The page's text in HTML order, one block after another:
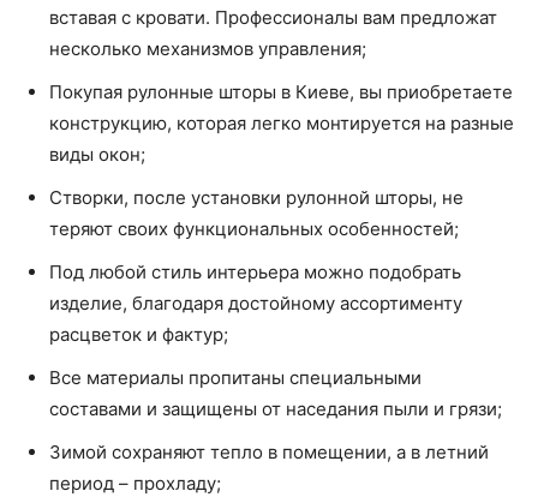
вставая с кровати. Профессионалы вам предложат
несколько механизмов управления;
Покупая рулонные шторы в Киеве, вы приобретаете
конструкцию, которая легко монтируется на разные
виды окон;
Створки, после установки рулонной шторы, не
теряют своих функциональных особенностей;
Под любой стиль интерьера можно подобрать
изделие, благодаря достойному ассортименту
расцветок и фактур;
Все материалы пропитаны специальными
составами и защищены от наседания пыли и грязи;
Зимой сохраняют тепло в помещении, а в летний
период – прохладу;